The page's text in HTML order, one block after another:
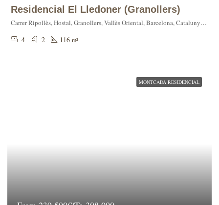
Residencial El Lledoner (Granollers)
Carrer Ripollès, Hostal, Granollers, Vallès Oriental, Barcelona, Catalunya, 08420, España
4 2 116 m²
MONTCADA RESIDENCIAL